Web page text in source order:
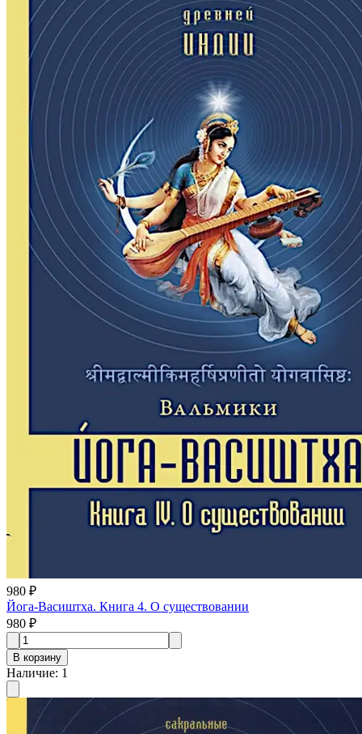
980 ₽
Йога-Васиштха. Книга 4. О существовании
980 ₽
В корзину
Наличие: 1